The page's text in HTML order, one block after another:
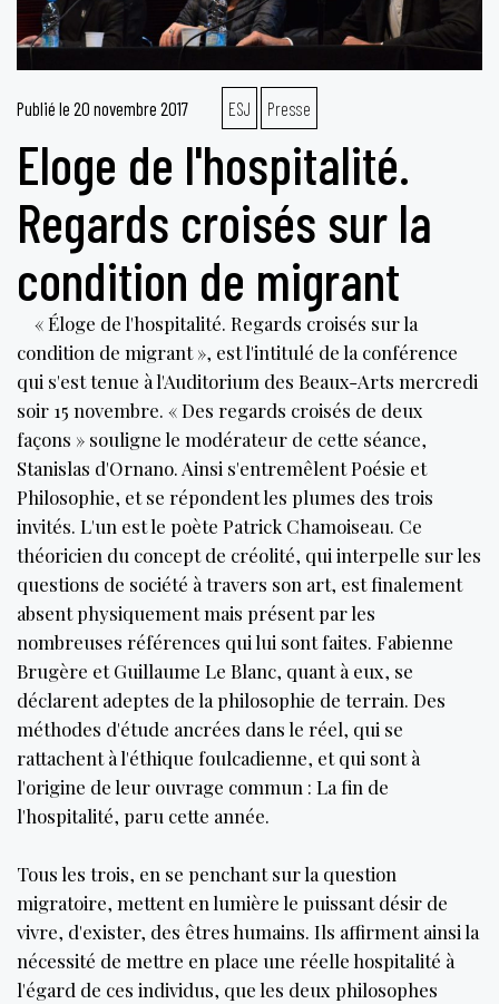
Publié le 20 novembre 2017 ESJ Presse
Eloge de l'hospitalité.
Regards croisés sur la
condition de migrant
« Éloge de l'hospitalité. Regards croisés sur la
condition de migrant », est l'intitulé de la conférence
qui s'est tenue à l'Auditorium des Beaux-Arts mercredi
soir 15 novembre. « Des regards croisés de deux
façons » souligne le modérateur de cette séance,
Stanislas d'Ornano. Ainsi s'entremêlent Poésie et
Philosophie, et se répondent les plumes des trois
invités. L'un est le poète Patrick Chamoiseau. Ce
théoricien du concept de créolité, qui interpelle sur les
questions de société à travers son art, est finalement
absent physiquement mais présent par les
nombreuses références qui lui sont faites. Fabienne
Brugère et Guillaume Le Blanc, quant à eux, se
déclarent adeptes de la philosophie de terrain. Des
méthodes d'étude ancrées dans le réel, qui se
rattachent à l'éthique foulcadienne, et qui sont à
l'origine de leur ouvrage commun : La fin de
l'hospitalité, paru cette année.
Tous les trois, en se penchant sur la question
migratoire, mettent en lumière le puissant désir de
vivre, d'exister, des êtres humains. Ils affirment ainsi la
nécessité de mettre en place une réelle hospitalité à
l'égard de ces individus, que les deux philosophes